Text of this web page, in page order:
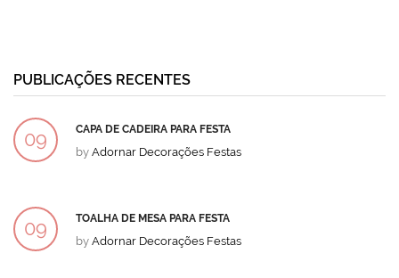
PUBLICAÇÕES RECENTES
09 CAPA DE CADEIRA PARA FESTA
by Adornar Decorações Festas
09 TOALHA DE MESA PARA FESTA
by Adornar Decorações Festas